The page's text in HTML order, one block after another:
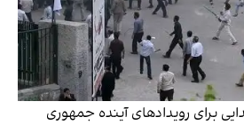
تیر به مبدایی برای رویدادهای آینده جمهوری